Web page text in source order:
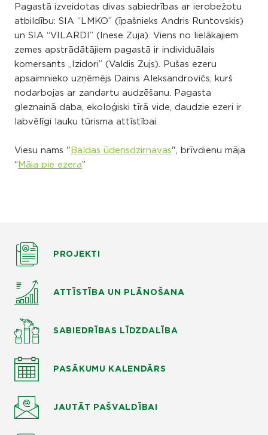
Pagastā izveidotas divas sabiedrības ar ierobežotu
atbildību: SIA “LMKO” (īpašnieks Andris Runtovskis)
un SIA “VILARDI” (Inese Zuja). Viens no lielākajiem
zemes apstrādātājiem pagastā ir individuālais
komersants „Izidori” (Valdis Zujs). Pušas ezeru
apsaimnieko uzņēmējs Dainis Aleksandrovičs, kurš
nodarbojas ar zandartu audzēšanu. Pagasta
gleznainā daba, ekoloģiski tīrā vide, daudzie ezeri ir
labvēlīgi lauku tūrisma attīstībai.
Viesu nams " Baldas ūdensdzirnavas", brīvdienu māja
“ Māja pie ezera”
PROJEKTI
ATTĪSTĪBA UN PLĀNOŠANA
SABIEDRĪBAS LĪDZDALĪBA
PASĀKUMU KALENDĀRS
JAUTĀT PAŠVALDĪBAI